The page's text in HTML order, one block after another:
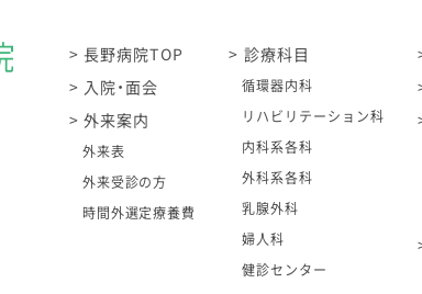
長野病院TOP
入院・面会
外来案内
外来表
外来受診の方
時間外選定療養費
診療科目
循環器内科
リハビリテーション科
内科系各科
外科系各科
乳腺外科
婦人科
健診センター